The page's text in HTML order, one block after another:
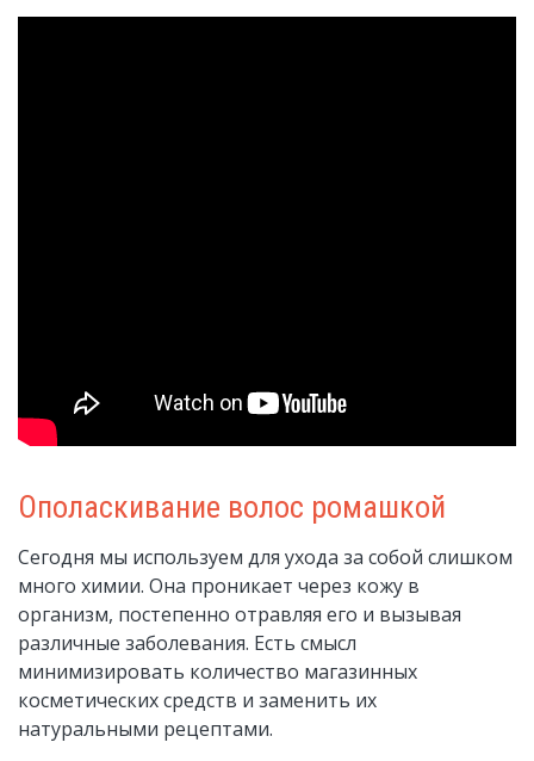
Ополаскивание волос ромашкой
Сегодня мы используем для ухода за собой слишком
много химии. Она проникает через кожу в
организм, постепенно отравляя его и вызывая
различные заболевания. Есть смысл
минимизировать количество магазинных
косметических средств и заменить их
натуральными рецептами.